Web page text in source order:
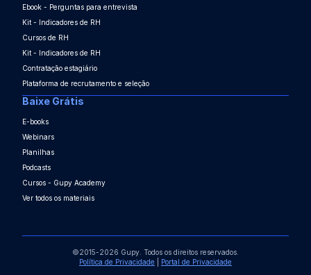
Ebook - Perguntas para entrevista
Kit - Indicadores de RH
Cursos de RH
Kit - Indicadores de RH
Contratação estagiário
Plataforma de recrutamento e seleção
Baixe Grátis
E-books
Webinars
Planilhas
Podcasts
Cursos - Gupy Academy
Ver todos os materiais
©2015-2026 Gupy. Todos os direitos reservados.
Política de Privacidade
Portal de Privacidade